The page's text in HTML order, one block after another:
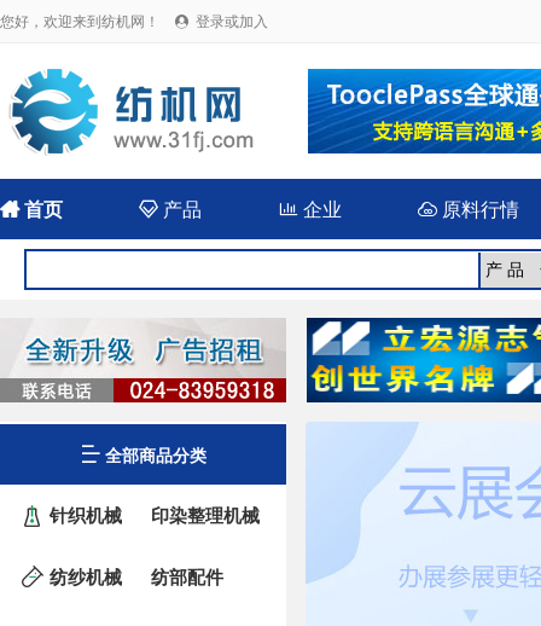
您好，欢迎来到纺机网！  登录或加入
首页  产品 企业  原料行情
全部商品分类
针织机械 印染整理机械
纺纱机械 纺部配件